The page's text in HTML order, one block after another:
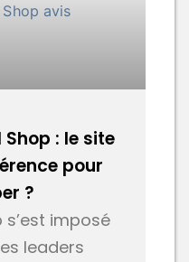
: le site
pour
?
s’est imposé
leaders